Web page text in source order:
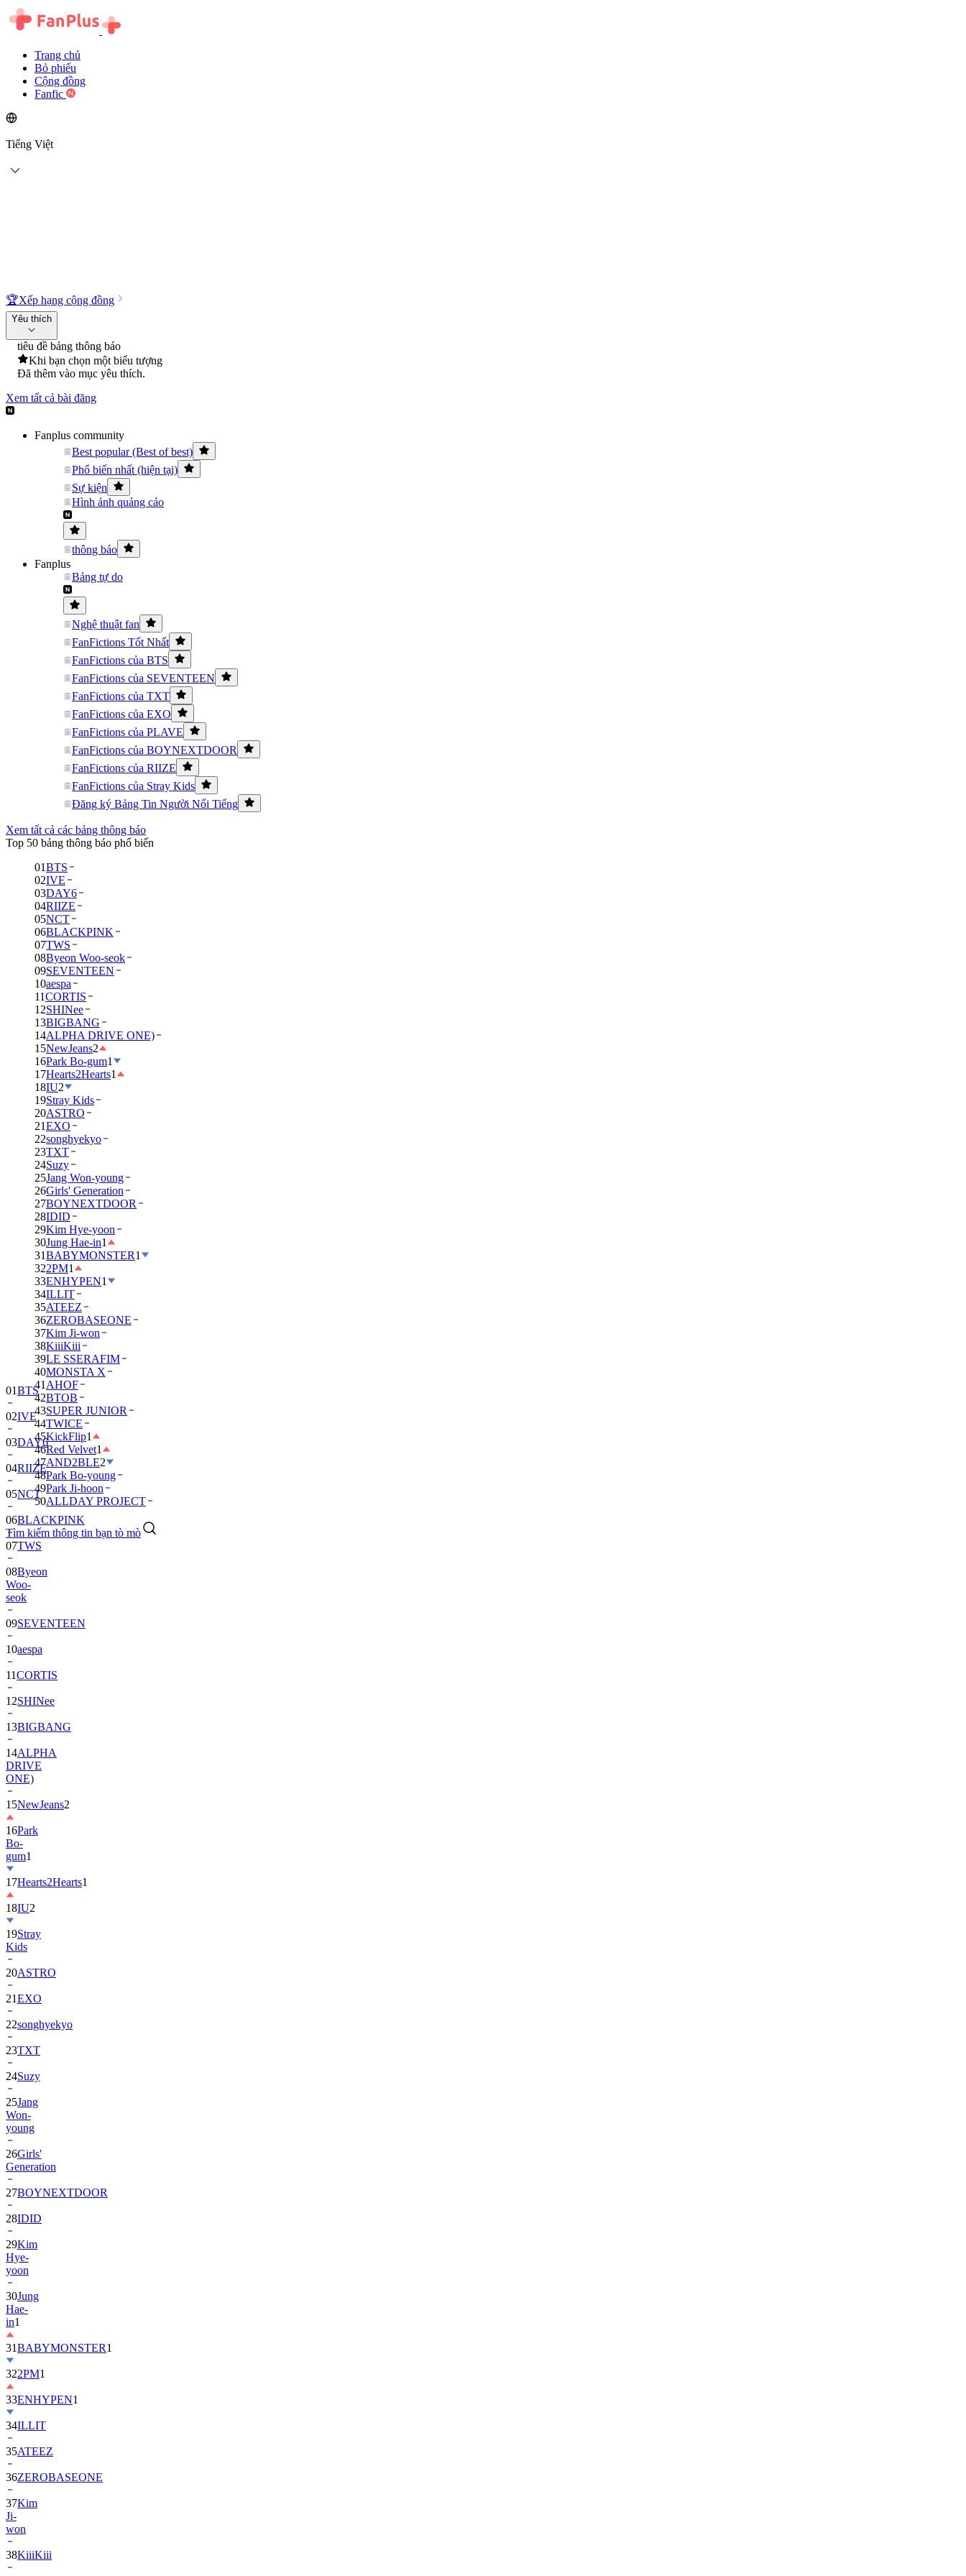
Trang chủ
Bỏ phiếu
Cộng đồng
Fanfic
Tiếng Việt
🏆Xếp hạng cộng đồng
Yêu thích
tiêu đề bảng thông báo
Khi bạn chọn một biểu tượng
Đã thêm vào mục yêu thích.
Xem tất cả bài đăng
Fanplus community
Best popular (Best of best)
Phổ biến nhất (hiện tại)
Sự kiện
Hình ảnh quảng cáo
thông báo
Fanplus
Bảng tự do
Nghệ thuật fan
FanFictions Tốt Nhất
FanFictions của BTS
FanFictions của SEVENTEEN
FanFictions của TXT
FanFictions của EXO
FanFictions của PLAVE
FanFictions của BOYNEXTDOOR
FanFictions của RIIZE
FanFictions của Stray Kids
Đăng ký Bảng Tin Người Nổi Tiếng
Xem tất cả các bảng thông báo
Top 50 bảng thông báo phổ biến
01BTS
02IVE
03DAY6
04RIIZE
05NCT
06BLACKPINK
07TWS
08Byeon Woo-seok
09SEVENTEEN
10aespa
11CORTIS
12SHINee
13BIGBANG
14ALPHA DRIVE ONE)
15NewJeans2
16Park Bo-gum1
17Hearts2Hearts1
18IU2
19Stray Kids
20ASTRO
21EXO
22songhyekyo
23TXT
24Suzy
25Jang Won-young
26Girls' Generation
27BOYNEXTDOOR
28IDID
29Kim Hye-yoon
30Jung Hae-in1
31BABYMONSTER1
322PM1
33ENHYPEN1
34ILLIT
35ATEEZ
36ZEROBASEONE
37Kim Ji-won
38KiiiKiii
39LE SSERAFIM
40MONSTA X
41 AHOF
42BTOB
43SUPER JUNIOR
44TWICE
45KickFlip1
46Red Velvet1
47AND2BLE2
48Park Bo-young
49Park Ji-hoon
50ALLDAY PROJECT
Tìm kiếm thông tin bạn tò mò
01BTS
02IVE
03DAY6
04RIIZE
05NCT
06BLACKPINK
07TWS
08Byeon
Woo-
seok
09SEVENTEEN
10aespa
11CORTIS
12SHINee
13BIGBANG
14ALPHA
DRIVE
ONE)
15NewJeans2
16Park
Bo-
gum1
17Hearts2Hearts1
18IU2
19Stray
Kids
20ASTRO
21EXO
22songhyekyo
23TXT
24Suzy
25Jang
Won-
young
26Girls'
Generation
27BOYNEXTDOOR
28IDID
29Kim
Hye-
yoon
30Jung
Hae-
in1
31BABYMONSTER1
322PM1
33ENHYPEN1
34ILLIT
35ATEEZ
36ZEROBASEONE
37Kim
Ji-
won
38KiiiKiii